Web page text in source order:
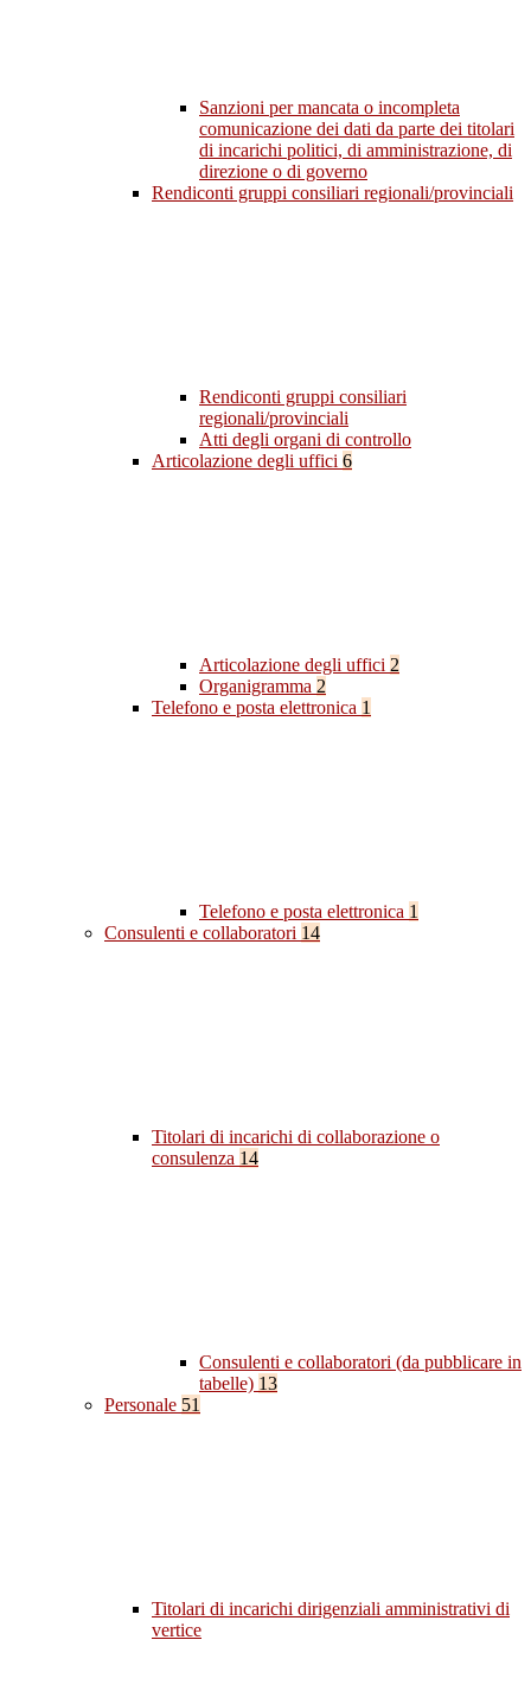
Sanzioni per mancata o incompleta
comunicazione dei dati da parte dei titolari
di incarichi politici, di amministrazione, di
direzione o di governo
Rendiconti gruppi consiliari regionali/provinciali
Rendiconti gruppi consiliari
regionali/provinciali
Atti degli organi di controllo
Articolazione degli uffici 6
Articolazione degli uffici 2
Organigramma 2
Telefono e posta elettronica 1
Telefono e posta elettronica 1
Consulenti e collaboratori 14
Titolari di incarichi di collaborazione o
consulenza 14
Consulenti e collaboratori (da pubblicare in
tabelle) 13
Personale 51
Titolari di incarichi dirigenziali amministrativi di
vertice